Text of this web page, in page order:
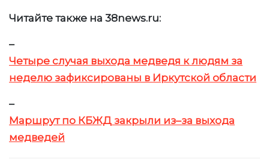
Читайте также на 38news.ru:
–
Четыре случая выхода медведя к людям за
неделю зафиксированы в Иркутской области
–
Маршрут по КБЖД закрыли из–за выхода
медведей